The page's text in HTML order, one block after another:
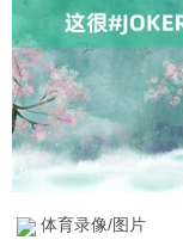
体育录像/图片